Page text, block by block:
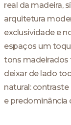
real da madeira,
arquitetura
exclusividade e
espaços um
tons madeirados
deixar de lado
natural:
e predominância